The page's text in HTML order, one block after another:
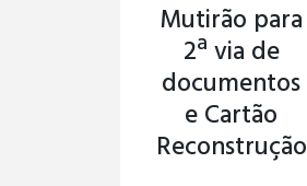
Mutirão para
2ª via de
documentos
e Cartão
Reconstrução